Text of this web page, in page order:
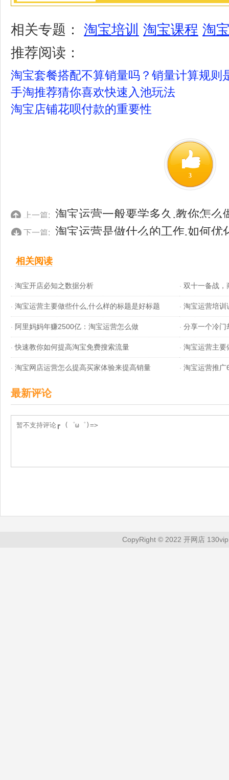
相关专题： 淘宝培训 淘宝课程 淘
推荐阅读：
淘宝套餐搭配不算销量吗？销量计算规则
手淘推荐猜你喜欢快速入池玩法
淘宝店铺花呗付款的重要性
3
上一篇: 淘宝运营一般要学多久,教你怎么
下一篇: 淘宝运营是做什么的工作,如何优
相关阅读
· 淘宝开店必知之数据分析 · 双十一备战，
流量
· 淘宝运营主要做些什么,什么样的标题是好标题 · 淘宝运营培训
· 阿里妈妈年赚2500亿：淘宝运营怎么做 · 分享一个冷门
· 快速教你如何提高淘宝免费搜索流量 · 淘宝运营主要
· 淘宝网店运营怎么提高买家体验来提高销量 · 淘宝运营推广
最新评论
CopyRight © 2022 开网店